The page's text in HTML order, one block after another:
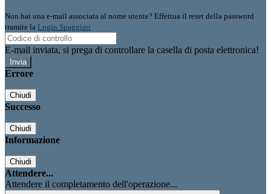
Non hai una e-mail associata al nome utente? Effettua il reset della password
tramite la Login Spaggiari
E-mail inviata, si prega di controllare la casella di posta elettronica!
Errore
Chiudi
Successo
Chiudi
Informazione
Chiudi
Attendere...
Attendere il completamento dell'operazione...